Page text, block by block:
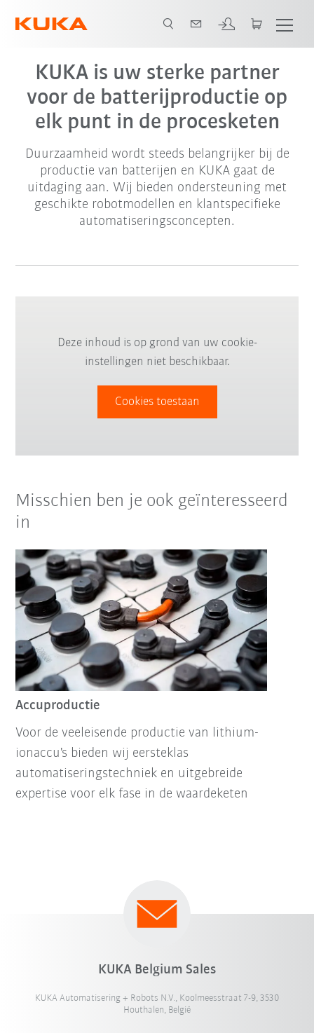
KUKA is uw sterke partner
voor de batterijproductie op
elk punt in de procesketen
Duurzaamheid wordt steeds belangrijker bij de
productie van batterijen en KUKA gaat de
uitdaging aan. Wij bieden ondersteuning met
geschikte robotmodellen en klantspecifieke
automatiseringsconcepten.
Deze inhoud is op grond van uw cookie-
instellingen niet beschikbaar.
Cookies toestaan
Misschien ben je ook geïnteresseerd
in
Accuproductie
Voor de veeleisende productie van lithium-
ionaccu's bieden wij eersteklas
automatiseringstechniek en uitgebreide
expertise voor elk fase in de waardeketen
KUKA Belgium Sales
KUKA Automatisering + Robots N.V., Koolmeesstraat 7-9, 3530
Houthalen, België